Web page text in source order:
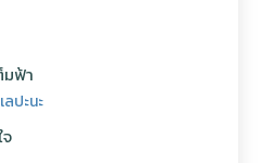
มฟ้า
ลปะนะ